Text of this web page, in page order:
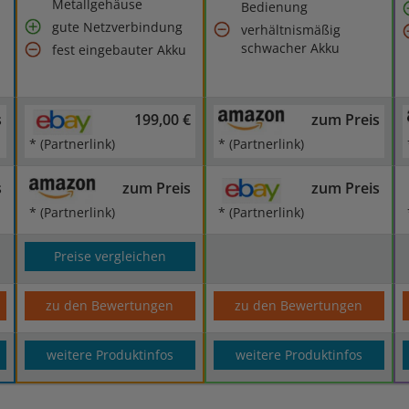
Metallgehäuse
gute Netzverbindung
fest eingebauter Akku
Bedienung
verhältnismäßig
schwacher Akku
199,00 €
* (Partnerlink)
zum Preis
* (Partnerlink)
zum Preis
* (Partnerlink)
zum Preis
* (Partnerlink)
Preise vergleichen
zu den Bewertungen zu den Bewertungen
weitere Produktinfos weitere Produktinfos